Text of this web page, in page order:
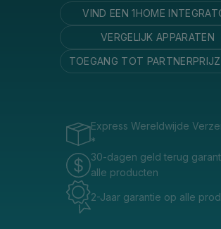
VIND EEN 1HOME
VERGELIJK APPARATEN
TOEGANG TOT
Express Wereldwijde
*
30-dagen geld terug
alle producten
2-Jaar garantie op alle